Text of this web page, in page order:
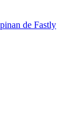
de Fastly